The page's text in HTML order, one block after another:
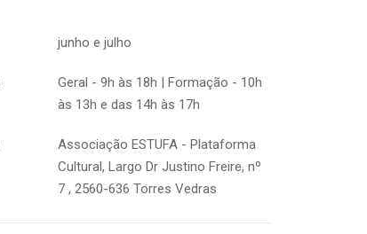
junho e julho
Geral - 9h às 18h | Formação - 10h
às 13h e das 14h às 17h
Associação ESTUFA - Plataforma
Cultural, Largo Dr Justino Freire, nº
7 , 2560-636 Torres Vedras